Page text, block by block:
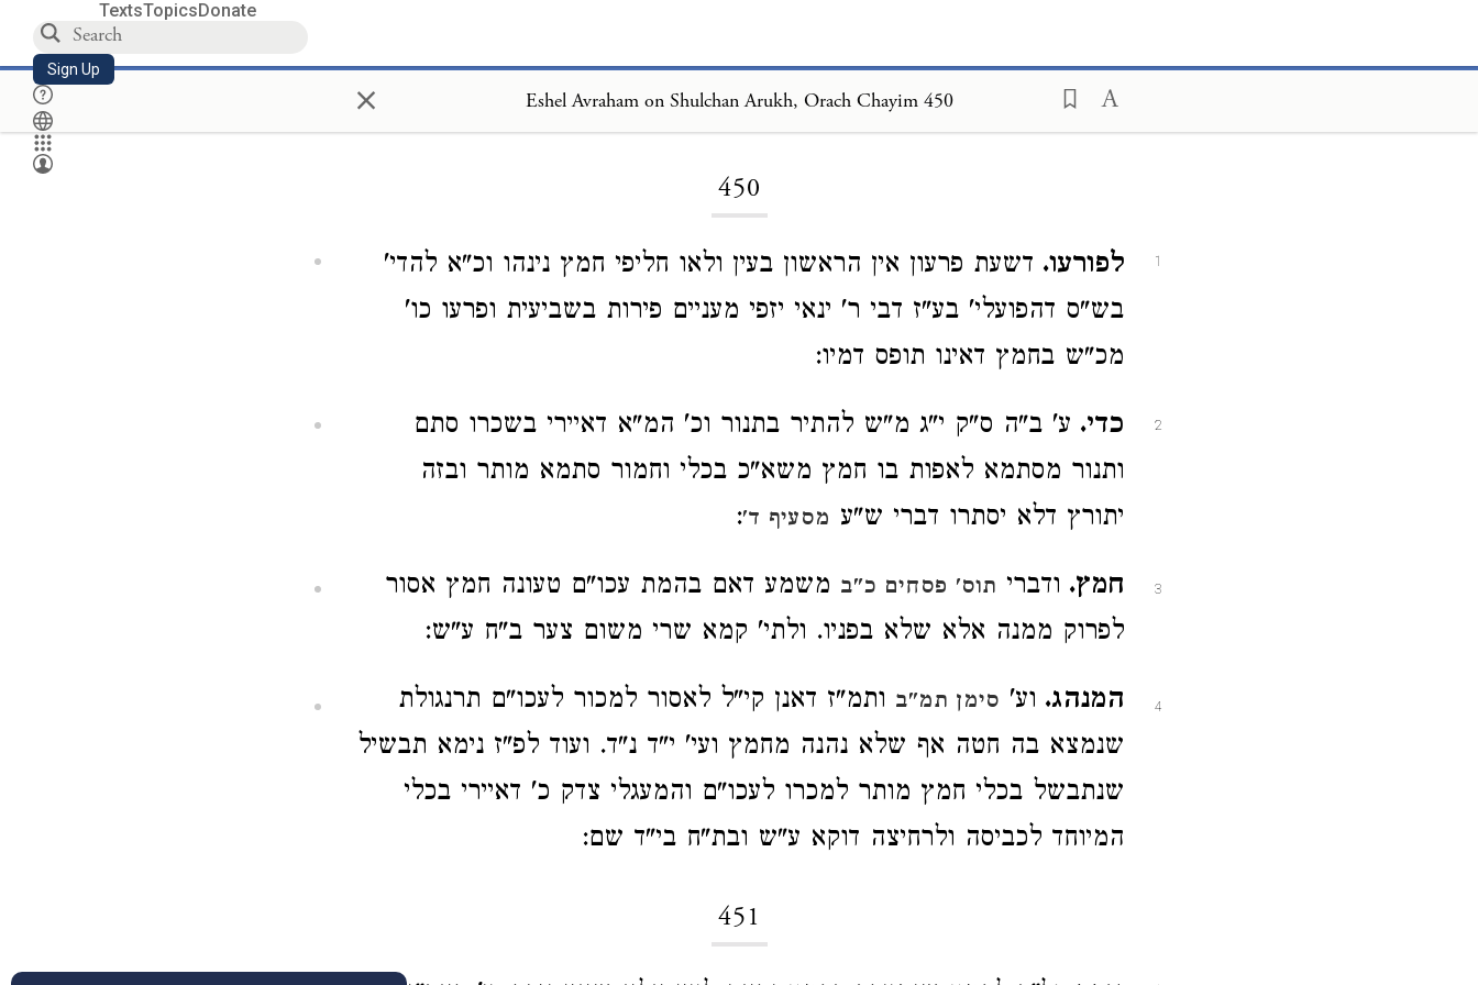
TextsTopicsDonate
Sign Up × Eshel Avraham on Shulchan Arukh, Orach Chayim 450
450
1 לפורעו. דשעת פרעון אין הראשון בעין ולאו חליפי חמץ נינהו וכ"א להדי'
בש"ס דהפועלי' בע"ז דבי ר' ינאי יזפי מעניים פירות בשביעית ופרעו כו'
מכ"ש בחמץ דאינו תופס דמיו:
2 כדי. ע' ב"ה ס"ק י"ג מ"ש להתיר בתנור וכ' המ"א דאיירי בשכרו סתם
ותנור מסתמא לאפות בו חמץ משא"כ בכלי וחמור סתמא מותר ובזה
יתורץ דלא יסתרו דברי ש"ע מסעיף ד':
3 חמץ. ודברי תוס' פסחים כ"ב משמע דאם בהמת עכו"ם טעונה חמץ אסור
לפרוק ממנה אלא שלא בפניו. ולתי' קמא שרי משום צער ב"ח ע"ש:
4 המנהג. וע' סימן תמ"ב ותמ"ז דאנן קי"ל לאסור למכור לעכו"ם תרנגולת
שנמצא בה חטה אף שלא נהנה מחמץ ועי' י"ד נ"ד. ועוד לפ"ז נימא תבשיל
שנתבשל בכלי חמץ מותר למכרו לעכו"ם והמעגלי צדק כ' דאיירי בכלי
המיוחד לכביסה ולרחיצה דוקא ע"ש ובת"ח בי"ד שם:
451